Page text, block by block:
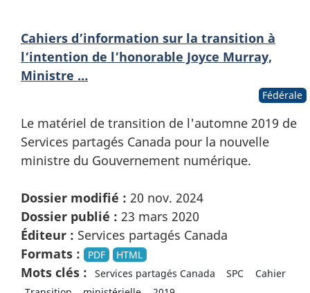
Cahiers d’information sur la transition à
l’intention de l’honorable Joyce Murray,
Ministre …
Fédérale
Le matériel de transition de l'automne 2019 de
Services partagés Canada pour la nouvelle
ministre du Gouvernement numérique.
Dossier modifié : 20 nov. 2024
Dossier publié : 23 mars 2020
Éditeur : Services partagés Canada
Formats :
PDF HTML
Mots clés : Services partagés Canada SPC
Cahier